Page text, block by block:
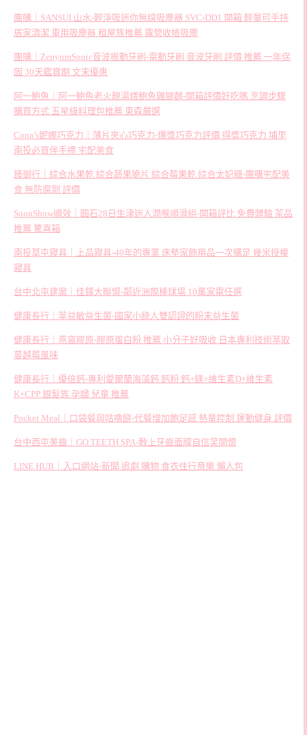
團購｜SANSUI 山水-輕淨吸迷你無線吸塵器 SVC-DD1 開箱 輕量可手持
居家清潔 車用吸塵器 租屋族推薦 露營收帳吸塵
團購｜ZenyumSonic音波振動牙刷-電動牙刷 音波牙刷 評價 推薦 一年保
固 30天鑑賞期 文末優惠
阿一鮑魚｜阿一鮑魚老火靚湯煨鮑魚雞腿麵-開箱評價好吃嗎 烹調步驟
購買方式 五星級料理包推薦 東森嚴選
Cona’s妮娜巧克力｜薄片夾心巧克力-爆漿巧克力評價 得獎巧克力 埔里
南投必買伴手禮 宅配美食
臻御行｜綜合水果乾 綜合蔬果脆片 綜合莓果乾 綜合太妃糖-團購宅配美
食 無防腐劑 評價
SoonShow順效｜圓石28日生津迷人潤喉順滑組-開箱評比 免費體驗 茶品
推薦 驚喜箱
南投草屯寢具｜上品寢具-40年的專業 床墊家飾用品一次購足 幾米授權
寢具
台中北屯建案｜佳鏵大聯盟-鄰近洲際棒球場 10萬家電任選
健康長行｜萃益敏益生菌-國家小綠人雙認證的粉末益生菌
健康長行｜燕窩膠原-膠原蛋白粉 推薦 小分子好吸收 日本專利技術萃取
蔓越莓風味
健康長行｜優倍鈣-專利愛爾蘭海藻鈣 鈣粉 鈣+鎂+維生素D+維生素
K+CPP 銀髮族 孕婦 兒童 推薦
Pocket Meal｜口袋餐與咕嚕餅-代餐增加飽足感 熱量控制 運動健身 評價
台中西屯美齒｜GO TEETH SPA-敷上牙齒面膜自信笑開懷
LINE HUB｜入口網站-新聞 追劇 購物 食衣住行育樂 懶人包